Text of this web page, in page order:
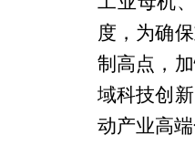
度，为确
制高点，
域科技创
动产业高